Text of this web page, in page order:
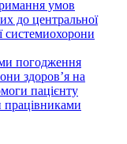
умов
до центральної
системиохорони
погодження
здоров’я на
пацієнту
працівниками